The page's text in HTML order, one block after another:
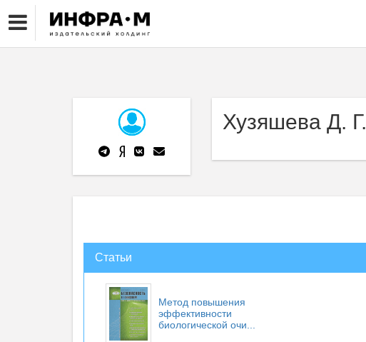
Хузяшева Д. Г.
Статьи
Метод повышения
эффективности
биологической очи...